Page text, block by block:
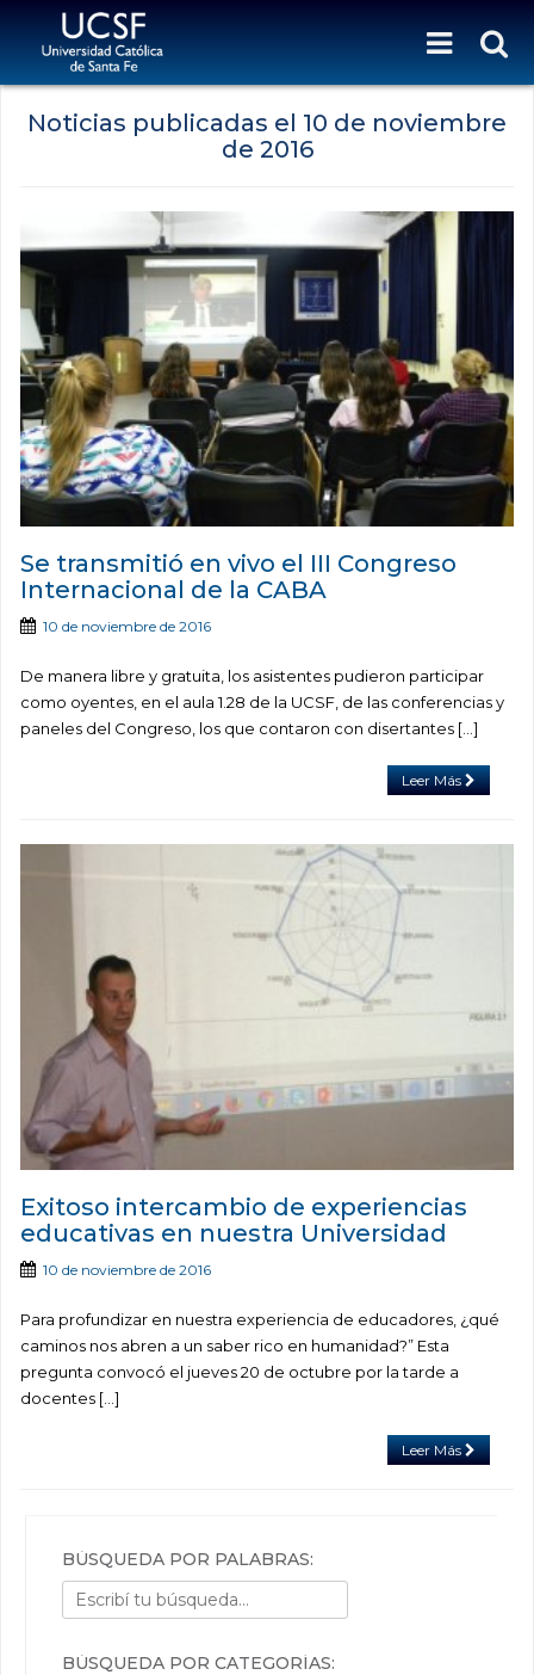
Noticias publicadas el 10 de noviembre
de 2016
Se transmitió en vivo el III Congreso
Internacional de la CABA
10 de noviembre de 2016
De manera libre y gratuita, los asistentes pudieron participar
como oyentes, en el aula 1.28 de la UCSF, de las conferencias y
paneles del Congreso, los que contaron con disertantes […]
Leer Más
Exitoso intercambio de experiencias
educativas en nuestra Universidad
10 de noviembre de 2016
Para profundizar en nuestra experiencia de educadores, ¿qué
caminos nos abren a un saber rico en humanidad?” Esta
pregunta convocó el jueves 20 de octubre por la tarde a
docentes […]
Leer Más
BÚSQUEDA POR PALABRAS:
BÚSQUEDA POR CATEGORÍAS: